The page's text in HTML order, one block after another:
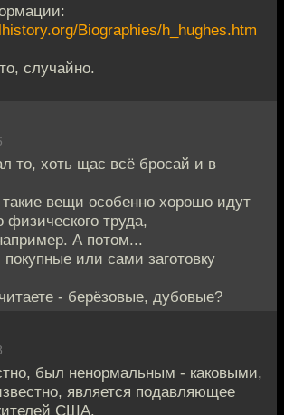
Biographies/h_hughes.htm
случайно.
то, хоть щас всё бросай и в
вещи особенно хорошо идут
физического труда,
А потом...
покупные или сами заготовку
- берёзовые, дубовые?
был ненормальным - каковыми,
является подавляющее
США.